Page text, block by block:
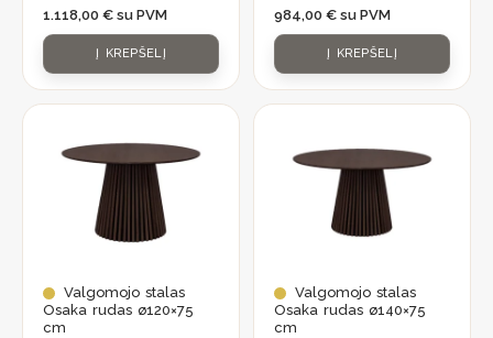
1.118,00 € su PVM
Į KREPŠELĮ
984,00 € su PVM
Į KREPŠELĮ
Valgomojo stalas
Osaka rudas ø120×75
cm
Valgomojo stalas
Osaka rudas ø140×75
cm